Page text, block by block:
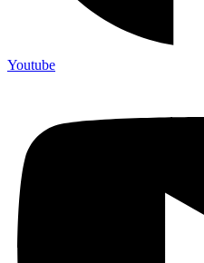
Youtube